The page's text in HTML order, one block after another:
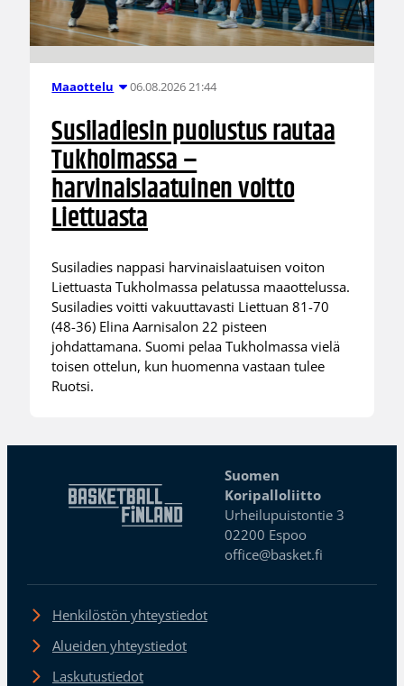
Maaottelu 06.08.2026 21:44
Susiladiesin puolustus rautaa
Tukholmassa –
harvinaislaatuinen voitto
Liettuasta
Susiladies nappasi harvinaislaatuisen voiton
Liettuasta Tukholmassa pelatussa maaottelussa.
Susiladies voitti vakuuttavasti Liettuan 81-70
(48-36) Elina Aarnisalon 22 pisteen
johdattamana. Suomi pelaa Tukholmassa vielä
toisen ottelun, kun huomenna vastaan tulee
Ruotsi.
Suomen
Koripalloliitto
Urheilupuistontie 3
02200 Espoo
office@basket.fi
Henkilöstön yhteystiedot
Alueiden yhteystiedot
Laskutustiedot